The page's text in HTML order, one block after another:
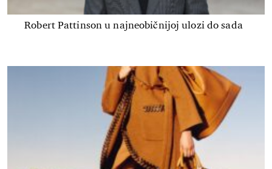
Robert Pattinson u najneobičnijoj ulozi do sada